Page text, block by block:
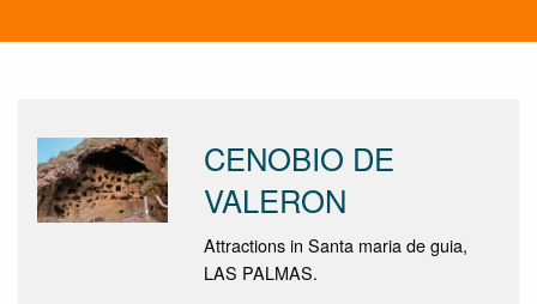
CENOBIO DE
VALERON
Attractions in Santa maria de guia,
LAS PALMAS.